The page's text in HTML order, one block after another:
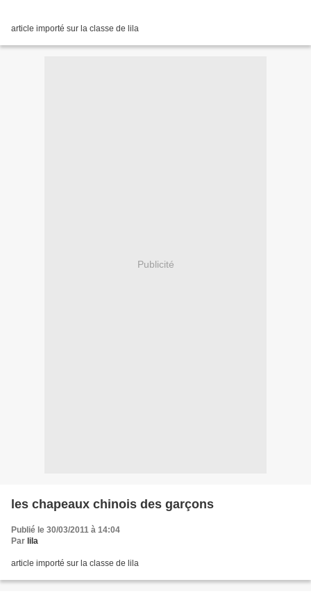
article importé sur la classe de lila
Publicité
les chapeaux chinois des garçons
Publié le 30/03/2011 à 14:04
Par lila
article importé sur la classe de lila